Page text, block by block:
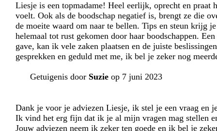
Liesje is een topmadame! Heel eerlijk, oprecht en praat
voelt. Ook als de boodschap negatief is, brengt ze die
de moeite waard om naar te bellen. Tips en steun krijg
helemaal tot rust gekomen door haar boodschappen.
gave, kan ik vele zaken plaatsen en de juiste
gesprekken en geduld met me, ik bel je zeker nog
Getuigenis door Suzie op 7 juni 2023
Dank je voor je adviezen Liesje, ik stel je een vraag en
Ik vind het erg fijn dat ik je al mijn vragen mag stellen
Jouw adviezen neem ik zeker ten goede en ik bel je